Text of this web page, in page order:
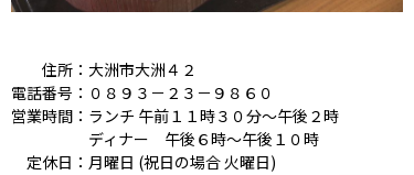
住所：大洲市大洲４２
電話番号：０８９３－２３－９８６０
営業時間：ランチ 午前１１時３０分～午後２時
ディナー 午後６時～午後１０時
定休日：月曜日 (祝日の場合 火曜日)